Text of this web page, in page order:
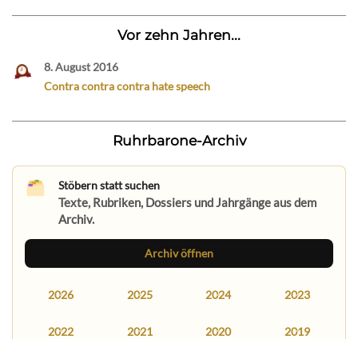
Vor zehn Jahren...
8. August 2016
Contra contra contra hate speech
Ruhrbarone-Archiv
Stöbern statt suchen
Texte, Rubriken, Dossiers und Jahrgänge aus dem
Archiv.
Archiv öffnen
2026 2025 2024 2023
2022 2021 2020 2019